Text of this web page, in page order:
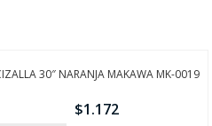
30″ NARANJA MAKAWA MK-0019
$1.172